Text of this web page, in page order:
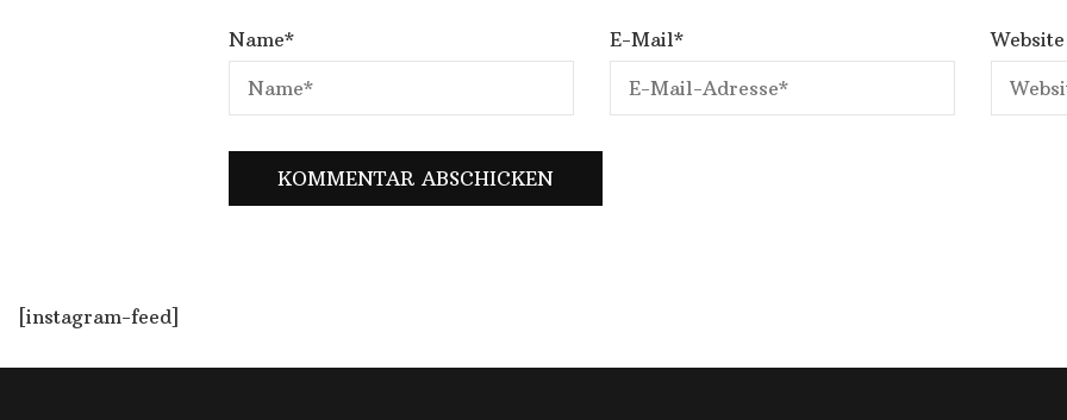
Name* E-Mail* Website
[instagram-feed]